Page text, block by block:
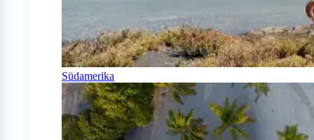
Südamerika